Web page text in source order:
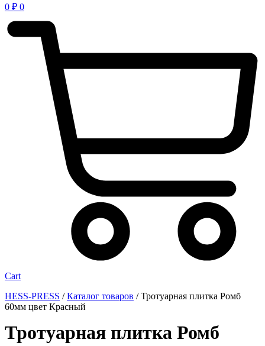
0 ₽ 0
Cart
HESS-PRESS /Каталог товаров /Тротуарная плитка Ромб
60мм цвет Красный
Тротуарная плитка Ромб